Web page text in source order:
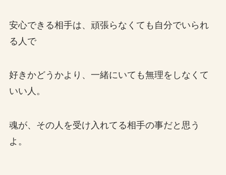
安心できる相手は、頑張らなくても自分でいられ
る人で
好きかどうかより、一緒にいても無理をしなくて
いい人。
魂が、その人を受け入れてる相手の事だと思う
よ。